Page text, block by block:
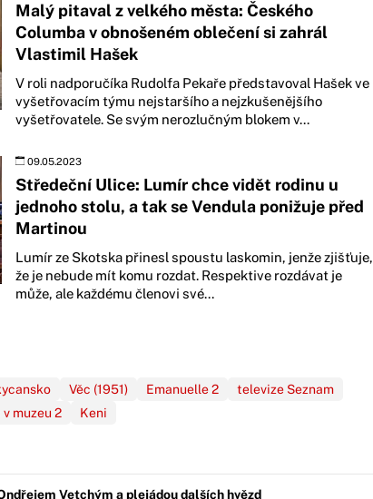
Malý pitaval z velkého města: Českého
Columba v obnošeném oblečení si zahrál
Vlastimil Hašek
V roli nadporučíka Rudolfa Pekaře představoval Hašek ve
vyšetřovacím týmu nejstaršího a nejzkušenějšího
vyšetřovatele. Se svým nerozlučným blokem v...
09.05.2023
Středeční Ulice: Lumír chce vidět rodinu u
jednoho stolu, a tak se Vendula ponižuje před
Martinou
Lumír ze Skotska přinesl spoustu laskomin, jenže zjišťuje,
že je nebude mít komu rozdat. Respektive rozdávat je
může, ale každému členovi své...
Věc (1951) Emanuelle 2
televize Seznam
v muzeu 2 Keni
Vetchým a plejádou dalších hvězd